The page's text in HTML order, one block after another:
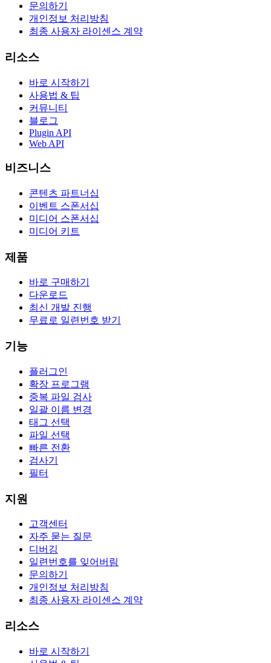
문의하기
개인정보 처리방침
최종 사용자 라이센스 계약
리소스
바로 시작하기
사용법 & 팁
커뮤니티
블로그
Plugin API
Web API
비즈니스
콘텐츠 파트너십
이벤트 스폰서십
미디어 스폰서십
미디어 키트
제품
바로 구매하기
다운로드
최신 개발 진행
무료로 일련번호 받기
기능
플러그인
확장 프로그램
중복 파일 검사
일괄 이름 변경
태그 선택
파일 선택
빠른 전환
검사기
필터
지원
고객센터
자주 묻는 질문
디버깅
일련번호를 잊어버림
문의하기
개인정보 처리방침
최종 사용자 라이센스 계약
리소스
바로 시작하기